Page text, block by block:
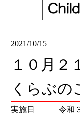
2021/10/15
１０月
くらぶの
実施日 令和３